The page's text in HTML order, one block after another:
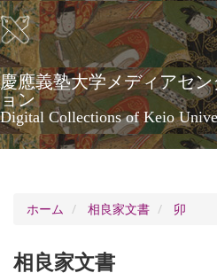
メ
イ
ン
コ
ン
テ
ン
ツ
に
慶應義塾大学メディアセ
ョン
Digital Collections of Keio
ホーム
相良家文書 卯
相良家文書